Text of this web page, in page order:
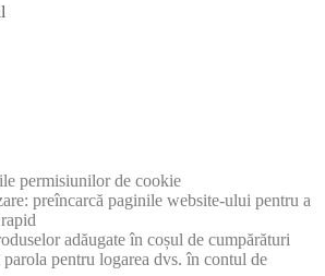
permisiunilor de cookie
preîncarcă paginile website-ului pentru a
adăugate în coșul de cumpărături
pentru logarea dvs. în contul de